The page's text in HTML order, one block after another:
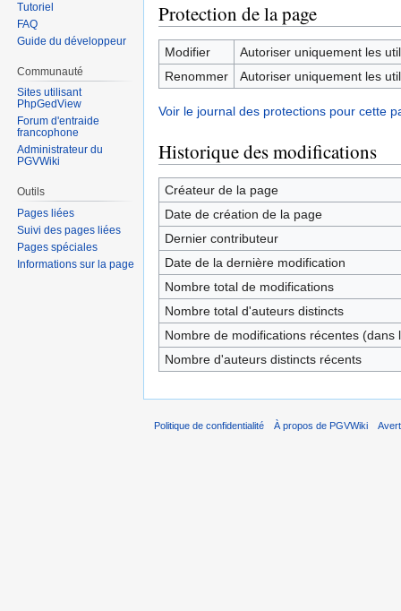
Protection de la page
Modifier
Autoriser uniquement les
Renommer
Autoriser uniquement les
Voir le journal des protections pour cette
Historique des modifications
Créateur de la page
Date de création de la page
Dernier contributeur
Date de la dernière modification
Nombre total de modifications
Nombre total d'auteurs distincts
Nombre de modifications récentes (dans
Nombre d'auteurs distincts récents
Tutoriel
FAQ
Guide du développeur
Communauté
Sites utilisant
PhpGedView
Forum d'entraide
francophone
Administrateur du
PGVWiki
Outils
Pages liées
Suivi des pages liées
Pages spéciales
Informations sur la page
Politique de confidentialité À propos de PGVWiki